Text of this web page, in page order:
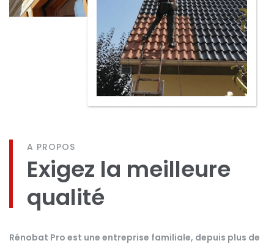
A PROPOS
Exigez la meilleure
qualité
Rénobat Pro est une entreprise familiale, depuis plus de